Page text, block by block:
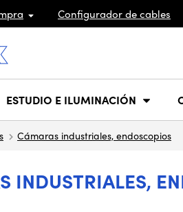
Configurador de cables
ESTUDIO E ILUMINACIÓN
Cámaras industriales, endoscopios
INDUSTRIALES,